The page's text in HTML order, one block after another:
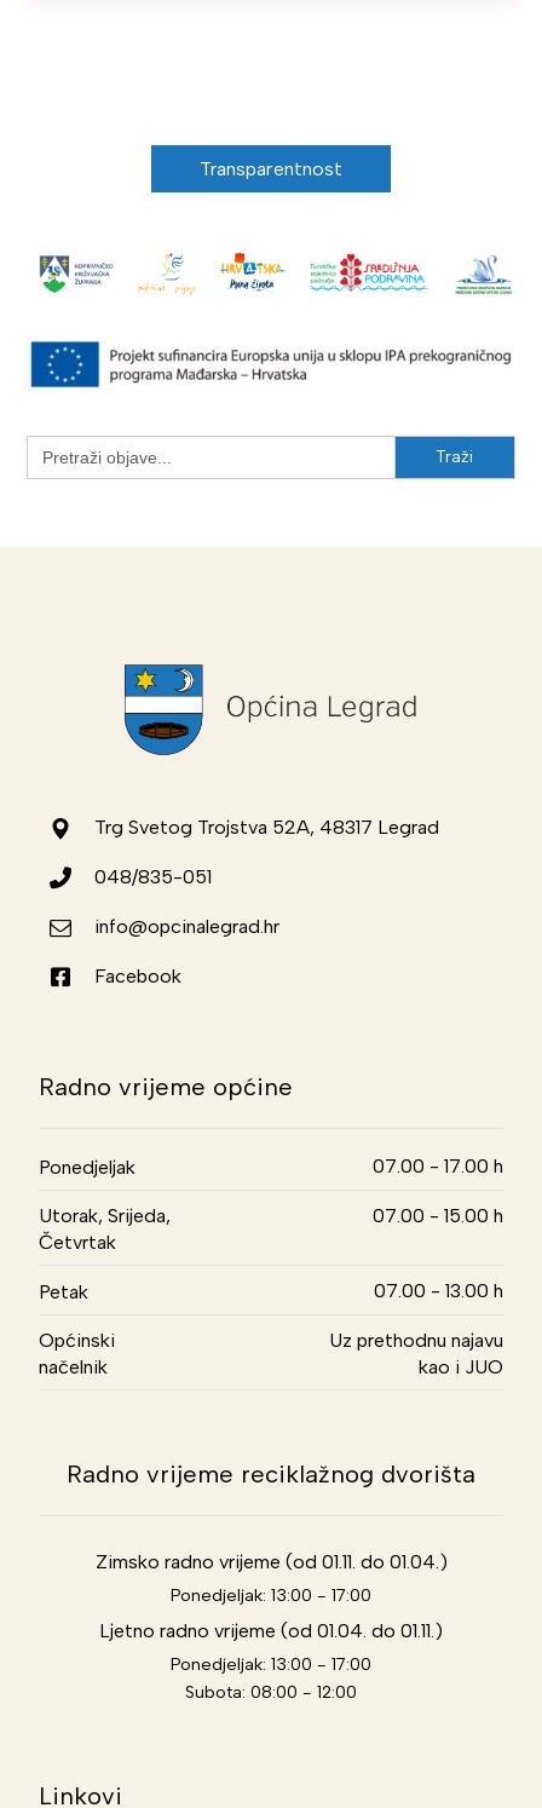
Transparentnost
Search
for:
Trg Svetog Trojstva 52A, 48317 Legrad
048/835-051
info@opcinalegrad.hr
Facebook
Radno vrijeme općine
Ponedjeljak 07.00 - 17.00 h
Utorak, Srijeda,
Četvrtak
07.00 - 15.00 h
Petak 07.00 - 13.00 h
Općinski
načelnik
Uz prethodnu najavu
kao i JUO
Radno vrijeme reciklažnog dvorišta
Zimsko radno vrijeme (od 01.11. do 01.04.)
Ponedjeljak: 13:00 - 17:00
Ljetno radno vrijeme (od 01.04. do 01.11.)
Ponedjeljak: 13:00 - 17:00
Subota: 08:00 - 12:00
Linkovi